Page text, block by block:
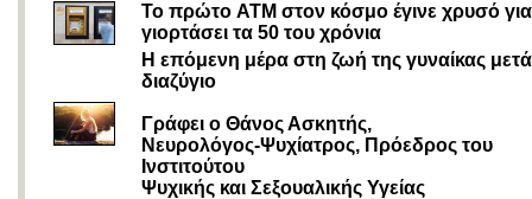
Το πρώτο ATM στον κόσμο έγινε χρυσό
γιορτάσει τα 50 του χρόνια
Η επόμενη μέρα στη ζωή της γυναίκας
διαζύγιο
Γράφει ο Θάνος Ασκητής,
Nευρολόγος-Ψυχίατρος, Πρόεδρος του
Ινστιτούτου
Ψυχικής και Σεξουαλικής Υγείας